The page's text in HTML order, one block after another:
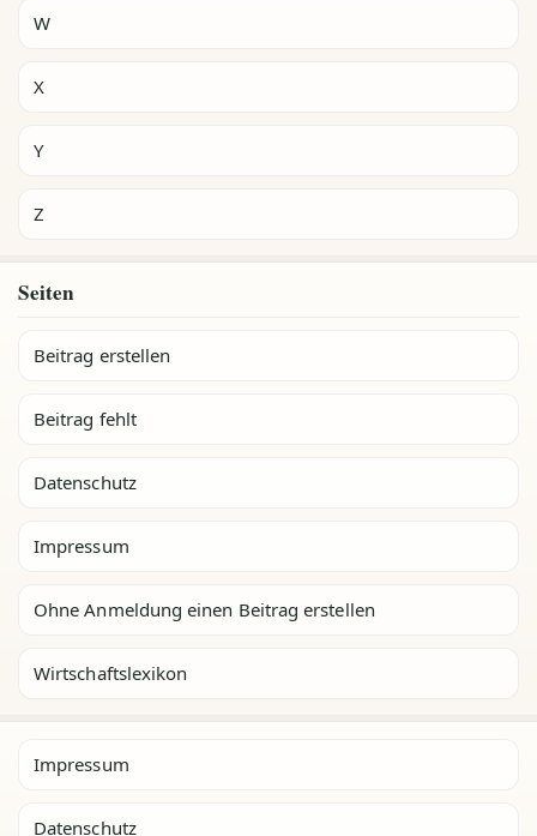
W
X
Y
Z
Seiten
Beitrag erstellen
Beitrag fehlt
Datenschutz
Impressum
Ohne Anmeldung einen Beitrag erstellen
Wirtschaftslexikon
Impressum
Datenschutz